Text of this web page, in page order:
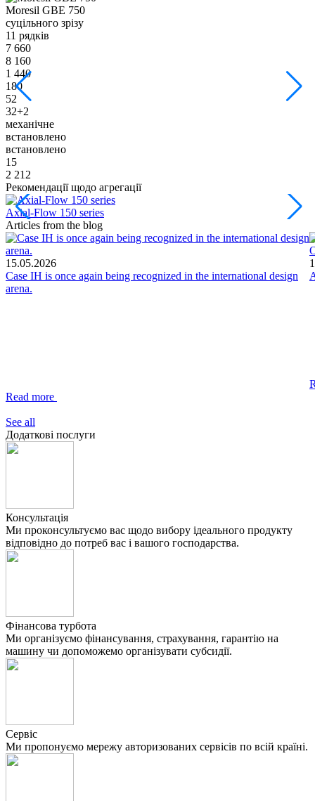
Moresil GBE 750
суцільного зрізу
11 рядків
7 660
8 160
1 440
180
52
32+2
механічне
встановлено
встановлено
15
2 212
Рекомендації щодо агрегації
Axial-Flow 150 series
Articles from the blog
15.05.2026
Case IH is once again being recognized in the international design
arena.
Read more
See all
Додаткові послуги
Консультація
Ми проконсультуємо вас щодо вибору ідеального продукту
відповідно до потреб вас і вашого господарства.
Фінансова турбота
Ми організуємо фінансування, страхування, гарантію на
машину чи допоможемо організувати субсидії.
Сервіс
Ми пропонуємо мережу авторизованих сервісів по всій країні.